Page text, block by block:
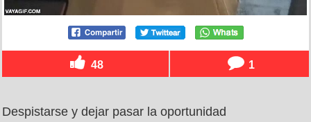
48 1
Despistarse y dejar pasar la oportunidad